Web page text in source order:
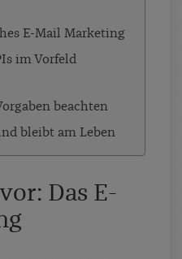
E-Mail Marketing
im Vorfeld
beachten
bleibt am Leben
Das E-